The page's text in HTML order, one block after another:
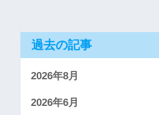
過去の記事
2026年8月
2026年6月